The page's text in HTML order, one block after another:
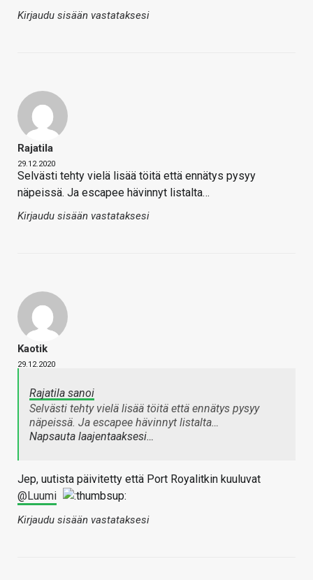
Kirjaudu sisään vastataksesi
Rajatila
29.12.2020
Selvästi tehty vielä lisää töitä että ennätys pysyy
näpeissä. Ja escapee hävinnyt listalta…
Kirjaudu sisään vastataksesi
Kaotik
29.12.2020
Rajatila sanoi
Selvästi tehty vielä lisää töitä että ennätys pysyy
näpeissä. Ja escapee hävinnyt listalta…
Napsauta laajentaaksesi…
Jep, uutista päivitetty että Port Royalitkin kuuluvat
@Luumi
Kirjaudu sisään vastataksesi